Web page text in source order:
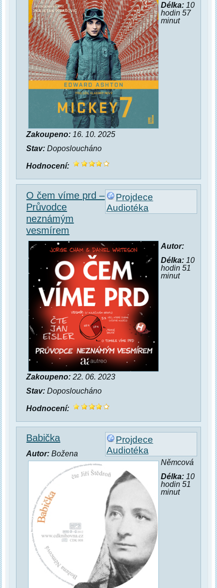
Délka:10
hodin 57
minut
Zakoupeno: 16. 10. 2025
Stav: Doposloucháno
Hodnocení:
Projdece
Audiotéka
O čem víme prd –
Průvodce
neznámým
vesmírem
Autor:
Délka:10
hodin 51
minut
Zakoupeno: 22. 06. 2023
Stav: Doposloucháno
Hodnocení:
Projdece
Audiotéka
Babička
Autor: Božena
Němcová
Délka:10
hodin 51
minut